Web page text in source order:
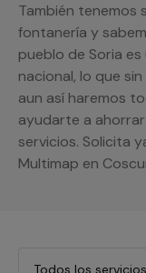
También tenemos
fontanería y
pueblo de Soria es
nacional, lo que
aun así haremos
ayudarte a
servicios. Solicita
Multimap en
Todos los servicios